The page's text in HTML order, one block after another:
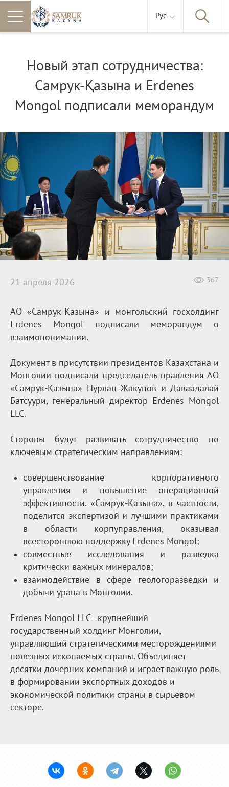
Рус
Новый этап сотрудничества:
Самрук-Қазына и Erdenes
Mongol подписали меморандум
367
21 апреля 2026
АО «Самрук-Қазына» и монгольский госхолдинг
Erdenes Mongol подписали меморандум о
взаимопонимании.
Документ в присутствии президентов Казахстана и
Монголии подписали председатель правления АО
«Самрук-Қазына» Нурлан Жакупов и Даваадалай
Батсуури, генеральный директор Erdenes Mongol
LLC.
Стороны будут развивать сотрудничество по
ключевым стратегическим направлениям:
совершенствование корпоративного
управления и повышение операционной
эффективности. «Самрук-Қазына», в частности,
поделится экспертизой и лучшими практиками
в области корпуправления, оказывая
всестороннюю поддержку Erdenes Mongol;
совместные исследования и разведка
критически важных минералов;
взаимодействие в сфере геологоразведки и
добычи урана в Монголии.
Erdenes Mongol LLC - крупнейший
государственный холдинг Монголии,
управляющий стратегическими месторождениями
полезных ископаемых страны. Объединяет
десятки дочерних компаний и играет важную роль
в формировании экспортных доходов и
экономической политики страны в сырьевом
секторе.